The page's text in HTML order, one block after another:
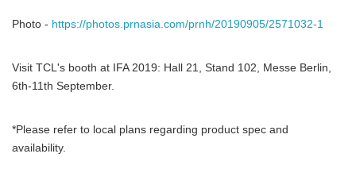
Photo - https://photos.prnasia.com/prnh/20190905/2571032-1
Visit TCL's booth at IFA 2019: Hall 21, Stand 102, Messe Berlin,
6th-11th September.
*Please refer to local plans regarding product spec and
availability.